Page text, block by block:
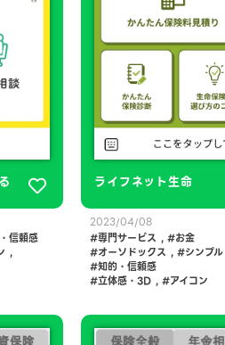
信頼感
,
ライフネット生命
2023/04/08
専門サービス ,
お金
オーソドックス , シンプル
知的・信頼感
立体感・3D , アイコン